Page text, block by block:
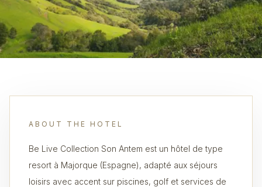
ABOUT THE HOTEL
Be Live Collection Son Antem est un hôtel de type
resort à Majorque (Espagne), adapté aux séjours
loisirs avec accent sur piscines, golf et services de